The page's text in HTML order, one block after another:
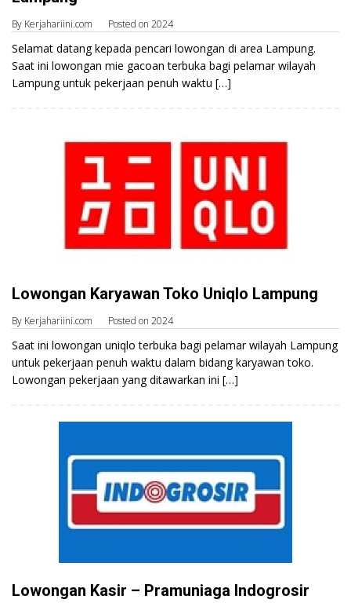
By Kerjahariini.com Posted on 2024
Selamat datang kepada pencari lowongan di area Lampung.
Saat ini lowongan mie gacoan terbuka bagi pelamar wilayah
Lampung untuk pekerjaan penuh waktu […]
Lowongan Karyawan Toko Uniqlo Lampung
By Kerjahariini.com Posted on 2024
Saat ini lowongan uniqlo terbuka bagi pelamar wilayah Lampung
untuk pekerjaan penuh waktu dalam bidang karyawan toko.
Lowongan pekerjaan yang ditawarkan ini […]
Lowongan Kasir – Pramuniaga Indogrosir